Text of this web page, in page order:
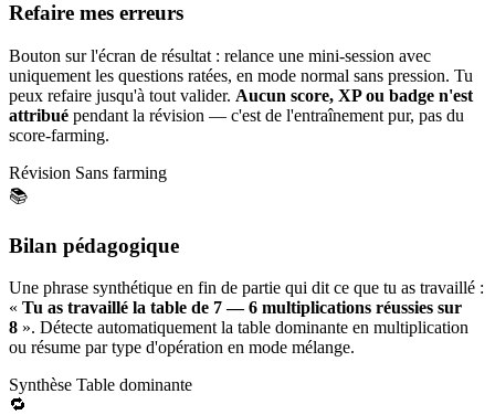
Refaire mes erreurs
Bouton sur l'écran de résultat : relance une mini-session avec
uniquement les questions ratées, en mode normal sans pression. Tu
peux refaire jusqu'à tout valider. Aucun score, XP ou badge n'est
attribué pendant la révision — c'est de l'entraînement pur, pas du
score-farming.
Révision Sans farming
📚
Bilan pédagogique
Une phrase synthétique en fin de partie qui dit ce que tu as travaillé :
« Tu as travaillé la table de 7 — 6 multiplications réussies sur
8 ». Détecte automatiquement la table dominante en multiplication
ou résume par type d'opération en mode mélange.
Synthèse Table dominante
🔁